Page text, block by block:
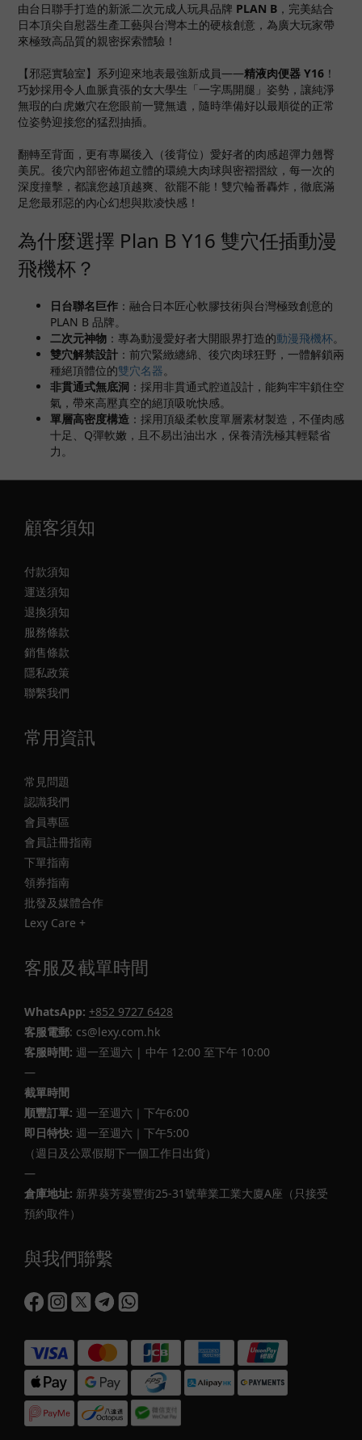
由台日聯手打造的新派二次元成人玩具品牌 PLAN B ，完美結合
日本頂尖自慰器生產工藝與台灣本土的硬核創意，為廣大玩家帶
來極致高品質的親密探索體驗！
【邪惡實驗室】系列迎來地表最強新成員——精液肉便器 Y16 ！
巧妙採用令人血脈賁張的女大學生「一字馬開腿」姿勢，讓純淨
無瑕的白虎嫩穴在您眼前一覽無遺，隨時準備好以最順從的正常
位姿勢迎接您的猛烈抽插。
翻轉至背面，更有專屬後入（後背位）愛好者的肉感超彈力翹臀
美尻。後穴內部密佈超立體的環繞大肉球與密褶摺紋，每一次的
深度撞擊，都讓您越頂越爽、欲罷不能！雙穴輪番轟炸，徹底滿
足您最邪惡的內心幻想與欺凌快感！
為什麼選擇 Plan B Y16 雙穴任插動漫
飛機杯？
日台聯名巨作 ：融合日本匠心軟膠技術與台灣極致創意的
PLAN B 品牌。
二次元神物 ：專為動漫愛好者大開眼界打造的動漫飛機杯。
雙穴解禁設計 ：前穴緊緻纏綿、後穴肉球狂野，一體解鎖兩
種絕頂體位的雙穴名器。
非貫通式無底洞 ：採用非貫通式腔道設計，能夠牢牢鎖住空
氣，帶來高壓真空的絕頂吸吮快感。
單層高密度構造 ：採用頂級柔軟度單層素材製造，不僅肉感
十足、Q彈軟嫩，且不易出油出水，保養清洗極其輕鬆省
力。
顧客須知
付款須知
運送須知
退換須知
服務條款
銷售條款
隱私政策
聯繫我們
常用資訊
常見問題
認識我們
會員專區
會員註冊指南
下單指南
領券指南
批發及媒體合作
Lexy Care +
客服及截單時間
WhatsApp: +852 9727 6428
客服電郵: cs@lexy.com.hk
客服時間: 週一至週六 | 中午 12:00 至下午 10:00
—
截單時間
順豐訂單: 週一至週六｜下午6:00
即日特快: 週一至週六｜下午5:00
（週日及公眾假期下一個工作日出貨）
—
倉庫地址: 新界葵芳葵豐街25-31號華業工業大廈A座（只接受
預約取件）
與我們聯繫